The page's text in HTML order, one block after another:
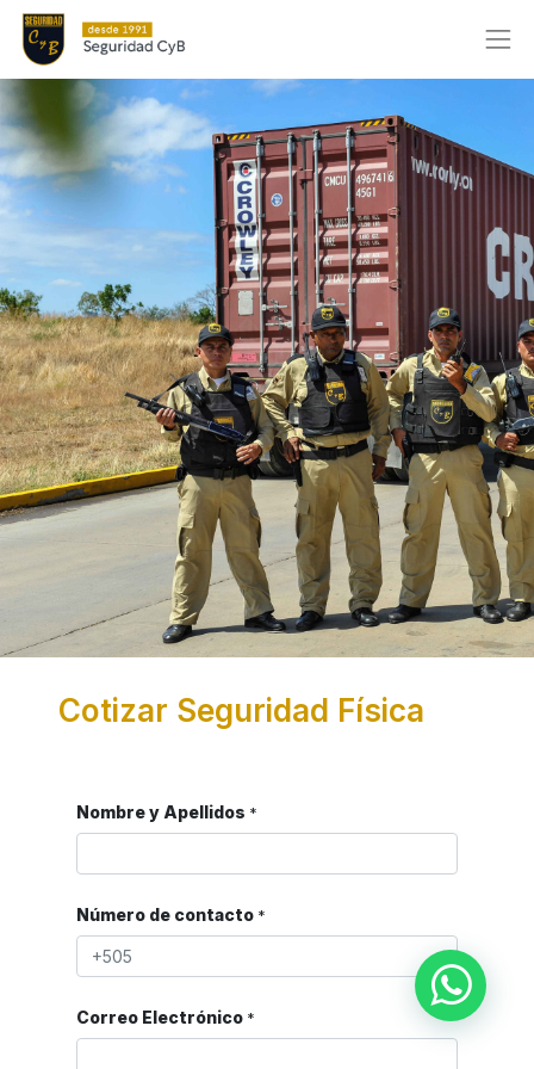
Cotizar Seguridad Física
Nombre y Apellidos *
Número de contacto *
Correo Electrónico *